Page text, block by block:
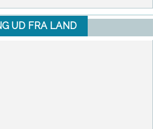
UD FRA LAND